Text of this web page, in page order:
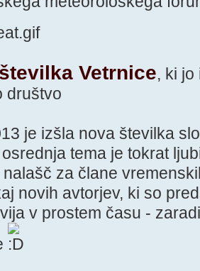
Vetrnice, ki
društvo
je izšla nova številka
tema je tokrat
nalašč za člane
novih avtorjev, ki so
v prostem času -